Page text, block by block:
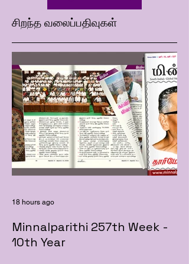
சிறந்த வலைப்பதிவுகள்
Minnalparithi 257th Week -
10th Year
18 hours ago